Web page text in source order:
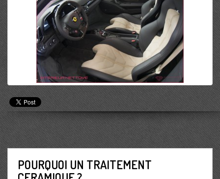
POURQUOI UN TRAITEMENT